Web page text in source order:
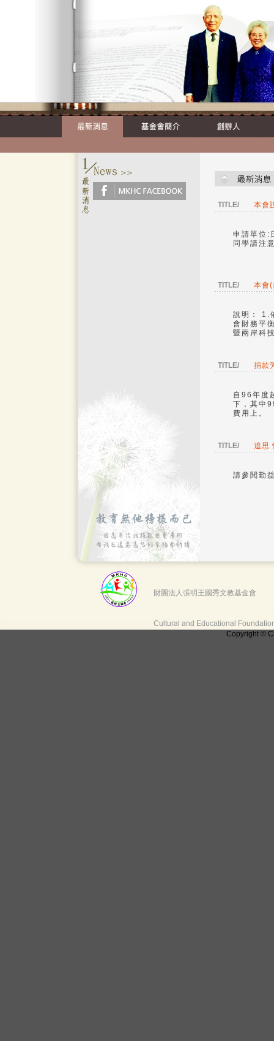
TITLE/ 本會
申請單位:
同學請注
TITLE/ 本會
說明： 1.
會財務平
暨兩岸科
TITLE/ 捐款
自96年度
下，其中
費用上。
TITLE/ 追思
請參閱勤
財團法人張明王國秀文教基金會
Cultural and Educational
Copyright ©